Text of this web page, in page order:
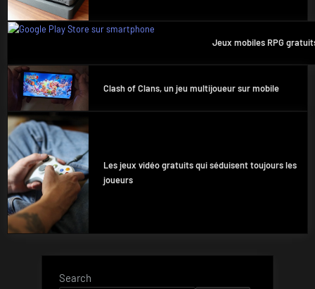
Jeux mobiles RPG
Clash of Clans, un jeu multijoueur sur mobile
Les jeux vidéo gratuits qui séduisent toujours les
joueurs
Search